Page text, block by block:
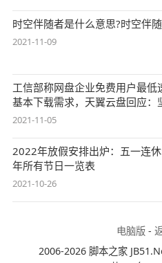
时空伴随者是什么意思?时空伴
2021-11-09
工信部称网盘企业免费用户最低
基本下载需求，天翼云盘回应：
始终
2021-11-05
2022年放假安排出炉：五一连
年所有节日一览表
2021-10-26
电脑版-
2006-2026 脚本之家